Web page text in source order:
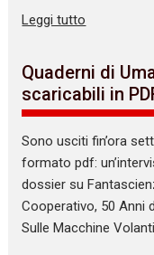
Leggi tutto
Quaderni di
scaricabili in
Sono usciti fin’ora
formato pdf:
dossier su
Cooperativo, 50 Anni
Sulle Macchine